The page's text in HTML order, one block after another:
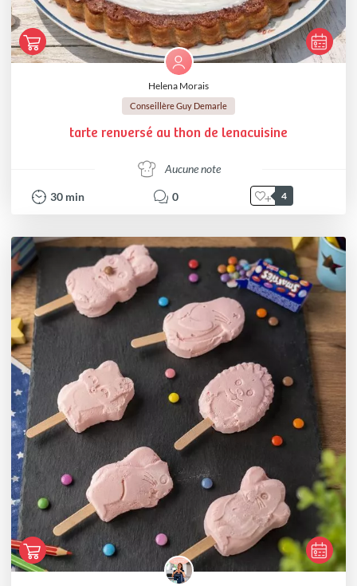
Helena Morais
Conseillère Guy Demarle
tarte renversé au thon de lenacuisine
Aucune note
30 min 0 4